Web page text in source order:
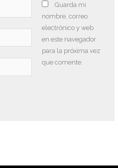
Guarda mi
nombre, correo
electrónico y web
en este navegador
para la próxima vez
que comente.